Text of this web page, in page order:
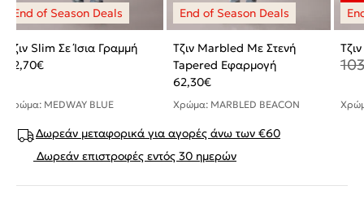
Τζιν Slim Σε Ίσια Γραμμή
72,70€
Χρώμα: MEDWAY BLUE
Τζιν Marbled Με Στενή
Tapered Εφαρμογή
62,30€
Χρώμα: MARBLED BEACON
Δωρεάν μεταφορικά για αγορές άνω των €60
Δωρεάν επιστροφές εντός 30 ημερών